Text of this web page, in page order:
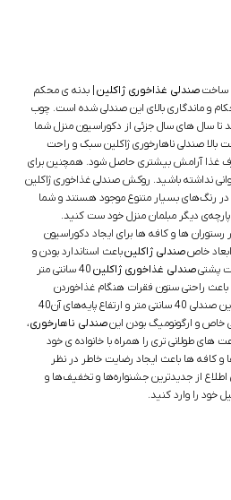
ساختصندلی غذاخوری ژاکلین | بدنه ی محکم
و ماندگاری بالای این صندلی شده است. چوب
تا سال های سال جزئی از دکوراسیون منزل شما
بالا صندلی ناهارخوری ژاکلین سبک و راحت
غذا آرامش بیشتری حاصل شود. همچنین برای
نداشته باشید. روکش صندلی غذاخوری ژاکلین
رنگ‌های بسیار متنوع موجود هستند و شما
پارچه‌ی دیگر مبلمان منزل خود ست کنید.
ها و کافه ها برای ایجاد دکوراسیون
خاصصندلی ژاکلینباعث استاندارد بودن و
پشتیصندلی غذاخوری ژاکلین
40 سانتی متر
باعث راحتی ستون فقرات هنگام غذاخوردن
می‌شود. طول و عرض نشیمن این صندلی 40 سانتی متر و ارتفاع پایه‌های آن40
خاص و ارگونومیگ بودن اینصندلی ناهارخوری،
های طولانی تری را همراه با خانواده ی خود
کافه ها باعث ایجاد رضایت خاطر در نظر
از جدیدترین جشنواره‌ها و تخفیف‌ها و
خود را وارد کنید.